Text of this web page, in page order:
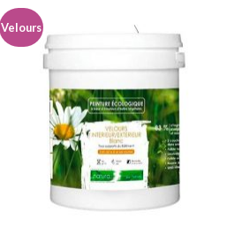
Velours
Ajouter
wishlist